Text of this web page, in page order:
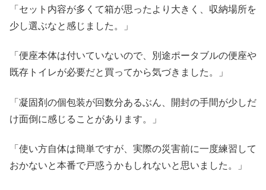
「セット内容が多くて箱が思ったより大きく、収納場所を
少し選ぶなと感じました。」
「便座本体は付いていないので、別途ポータブルの便座や
既存トイレが必要だと買ってから気づきました。」
「凝固剤の個包装が回数分あるぶん、開封の手間が少しだ
け面倒に感じることがあります。」
「使い方自体は簡単ですが、実際の災害前に一度練習して
おかないと本番で戸惑うかもしれないと思いました。」